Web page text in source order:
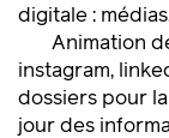
digitale :
Animation
instagram,
dossiers pour
jour des